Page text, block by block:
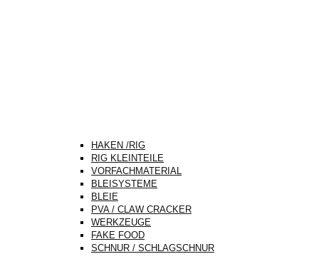
HAKEN /RIG
RIG KLEINTEILE
VORFACHMATERIAL
BLEISYSTEME
BLEIE
PVA / CLAW CRACKER
WERKZEUGE
FAKE FOOD
SCHNUR / SCHLAGSCHNUR